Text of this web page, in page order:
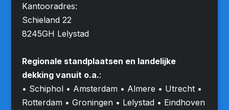
Kantooradres:
Schieland 22
8245GH Lelystad
Regionale standplaatsen en landelijke
dekking vanuit o.a.:
• Schiphol • Amsterdam • Almere • Utrecht •
Rotterdam • Groningen • Lelystad • Eindhoven